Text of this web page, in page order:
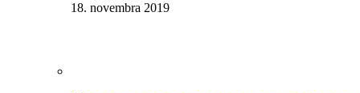
18. novembra 2019